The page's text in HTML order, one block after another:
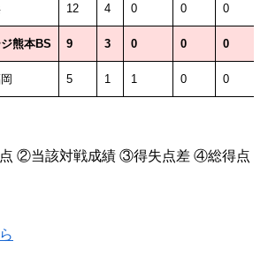
12 4 0 0 0
熊本BS 9 3 0 0 0
5 1 1 0 0
②当該対戦成績 ③得失点差 ④総得点